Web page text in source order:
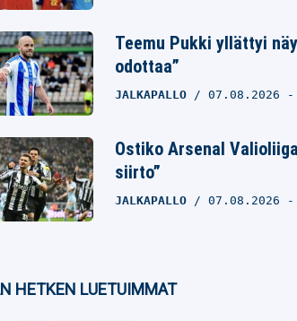
Teemu Pukki yllättyi
odottaa”
JALKAPALLO 07.08.2026 -
Ostiko Arsenal
siirto”
JALKAPALLO 07.08.2026 -
HETKEN LUETUIMMAT